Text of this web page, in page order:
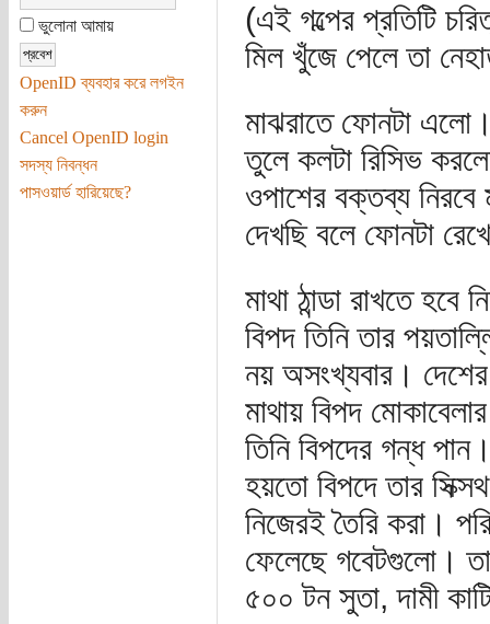
ভুলোনা আমায়
OpenID ব্যবহার করে লগইন
করুন
Cancel OpenID login
সদস্য নিবন্ধন
পাসওয়ার্ড হারিয়েছে?
(এই গল্পের প্রতিটি
মিল খুঁজে পেলে তা
মাঝরাতে ফোনটা
তুলে কলটা রিসিভ
ওপাশের বক্তব্য
দেখছি বলে ফোনটা
মাথা ঠান্ডা রাখতে
বিপদ তিনি তার
নয় অসংখ্যবার। দেশের
মাথায় বিপদ
তিনি বিপদের গন্ধ
হয়তো বিপদে তার
নিজেরই তৈরি করা।
ফেলেছে গবেটগুলো।
৫০০ টন সুতা, দামী